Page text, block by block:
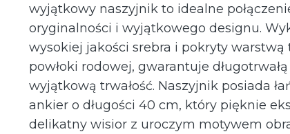
wyjątkowy naszyjnik to idealne
oryginalności i wyjątkowego designu.
wysokiej jakości srebra i pokryty warstwą
powłoki rodowej, gwarantuje
wyjątkową trwałość. Naszyjnik posiada
ankier o długości 40 cm, który pięknie
delikatny wisior z uroczym motywem